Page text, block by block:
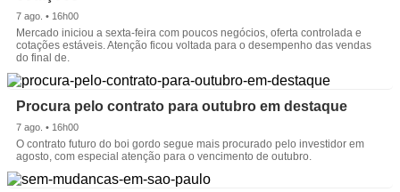
7 ago. • 16h00
Mercado iniciou a sexta-feira com poucos negócios, oferta controlada e
cotações estáveis. Atenção ficou voltada para o desempenho das vendas
do final de.
Procura pelo contrato para outubro em destaque
7 ago. • 16h00
O contrato futuro do boi gordo segue mais procurado pelo investidor em
agosto, com especial atenção para o vencimento de outubro.